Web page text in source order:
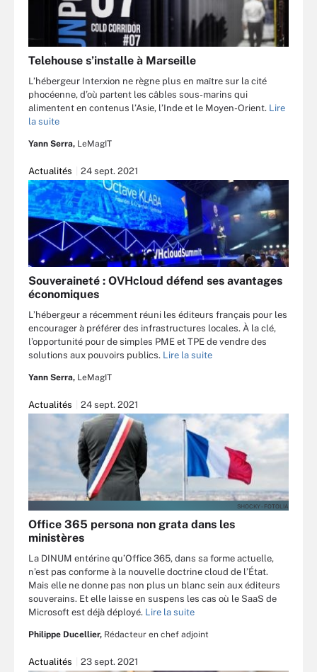
Telehouse s’installe à Marseille
L’hébergeur Interxion ne règne plus en maître sur la cité
phocéenne, d’où partent les câbles sous-marins qui
alimentent en contenus l’Asie, l’Inde et le Moyen-Orient. Lire
la suite
Yann Serra, LeMagIT
Actualités 24 sept. 2021
Souveraineté : OVHcloud défend ses avantages
économiques
L’hébergeur a récemment réuni les éditeurs français pour les
encourager à préférer des infrastructures locales. À la clé,
l’opportunité pour de simples PME et TPE de vendre des
solutions aux pouvoirs publics. Lire la suite
Yann Serra, LeMagIT
Actualités 24 sept. 2021
SHOCKY - FOTOLIA
Office 365 persona non grata dans les
ministères
La DINUM entérine qu’Office 365, dans sa forme actuelle,
n’est pas conforme à la nouvelle doctrine cloud de l’État.
Mais elle ne donne pas non plus un blanc sein aux éditeurs
souverains. Et elle laisse en suspens les cas où le SaaS de
Microsoft est déjà déployé. Lire la suite
Philippe Ducellier, Rédacteur en chef adjoint
Actualités 23 sept. 2021